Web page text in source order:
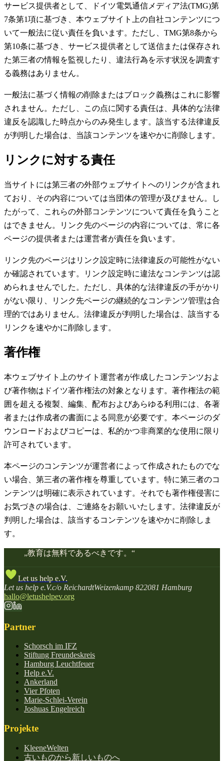
サービス提供者として、ドイツ電気通信メディア法(TMG)第
7条第1項に基づき、本ウェブサイト上の自社コンテンツにつ
いて一般法に従い責任を負います。ただし、TMG第8条から
第10条に基づき、サービス提供者として送信または保存され
た第三者の情報を監視したり、違法行為を示す状況を調査す
る義務はありません。
一般法に基づく情報の削除またはブロック義務はこれに影響
されません。ただし、この点に関する責任は、具体的な法律
違反を認識した時点からのみ発生します。該当する法律違反
が判明した場合は、当該コンテンツを速やかに削除します。
リンクに対する責任
当サイトには第三者の外部ウェブサイトへのリンクが含まれ
ており、その内容については当団体の管理が及びません。し
たがって、これらの外部コンテンツについて責任を負うこと
はできません。リンク先のページの内容については、常に各
ページの提供者または運営者が責任を負います。
リンク先のページはリンク設定時に法律違反の可能性がない
か確認されています。リンク設定時に違法なコンテンツは認
められませんでした。ただし、具体的な法律違反の手がかり
がない限り、リンク先ページの継続的なコンテンツ管理は合
理的ではありません。法律違反が判明した場合は、該当する
リンクを速やかに削除します。
著作権
本ウェブサイト上のサイト運営者が作成したコンテンツおよ
び著作物はドイツ著作権法の対象となります。著作権法の範
囲を超える複製、編集、配布およびあらゆる利用には、各著
者または作成者の書面による同意が必要です。本ページのダ
ウンロードおよびコピーは、私的かつ非商業的な使用に限り
許可されています。
本ページのコンテンツが運営者によって作成されたものでな
い場合、第三者の著作権を尊重しています。特に第三者のコ
ンテンツは明確に表示されています。それでも著作権侵害に
お気づきの場合は、ご連絡をお願いいたします。法律違反が
判明した場合は、該当するコンテンツを速やかに削除しま
す。
„教育は無料であるべきです。 “
Let us help e.V.
Let us help e.V.c/o ReichardtWeizenkamp 822081 Hamburg
hallo@letushelpev.org
Partner
Schorsch im IFZ
Stiftung Freundeskreis
Hamburg Leuchtfeuer
Help e.V.
Ankerland
Vier Pfoten
Marie-Schlei-Verein
Joshuas Engelreich
Projekte
KleeneWelten
古いものから新しいものへ